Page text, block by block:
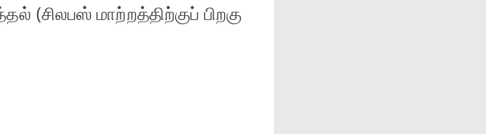
மாற்றத்திற்குப் பிறகு